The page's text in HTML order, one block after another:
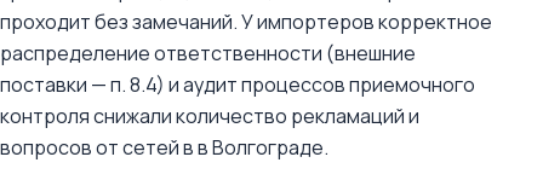
проходит без замечаний. У импортеров корректное
распределение ответственности (внешние
поставки — п. 8.4) и аудит процессов приемочного
контроля снижали количество рекламаций и
вопросов от сетей в в Волгограде.